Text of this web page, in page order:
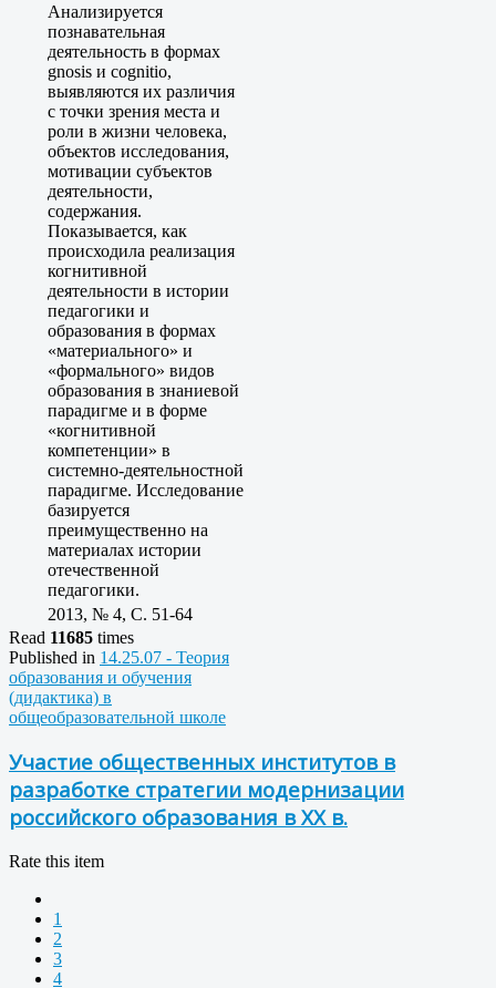
Анализируется
познавательная
деятельность в формах
gnosis и cognitio,
выявляются их различия
с точки зрения места и
роли в жизни человека,
объектов исследования,
мотивации субъектов
деятельности,
содержания.
Показывается, как
происходила реализация
когнитивной
деятельности в истории
педагогики и
образования в формах
«материального» и
«формального» видов
образования в знаниевой
парадигме и в форме
«когнитивной
компетенции» в
системно-деятельностной
парадигме. Исследование
базируется
преимущественно на
материалах истории
отечественной
педагогики.
2013, № 4, C. 51-64
Read 11685 times
Published in 14.25.07 - Теория
образования и обучения
(дидактика) в
общеобразовательной школе
Участие общественных институтов в
разработке стратегии модернизации
российского образования в ХХ в.
Rate this item
1
2
3
4